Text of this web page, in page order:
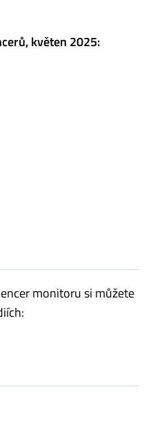
květen 2025:
monitoru si můžete